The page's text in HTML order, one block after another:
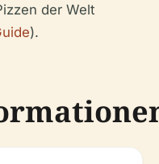
der Welt
).